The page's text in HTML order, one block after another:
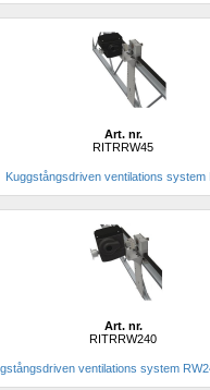
Art. nr.
RITRRW45
Kuggstångsdriven ventilations system
Art. nr.
RITRRW240
ventilations system